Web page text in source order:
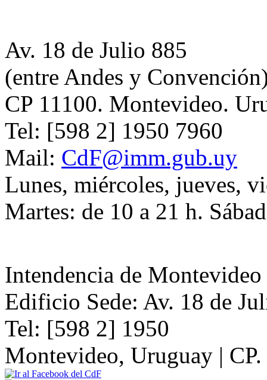
Av. 18 de Julio 885
(entre Andes y
CP 11100. Montevideo.
Tel: [598 2] 1950 7960
Mail: CdF@imm.gub.uy
Lunes, miércoles, jueves,
Martes: de 10 a 21 h.
Intendencia de Montevideo
Edificio Sede: Av. 18 de
Tel: [598 2] 1950
Montevideo, Uruguay |